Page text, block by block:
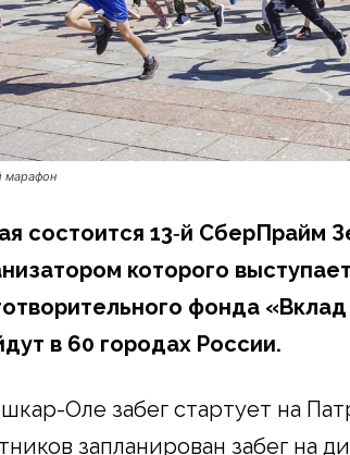
марафон
состоится 13‑й СберПрайм
которого
фонда
в 60 городах России.
Оле забег стартует на
запланирован забег на